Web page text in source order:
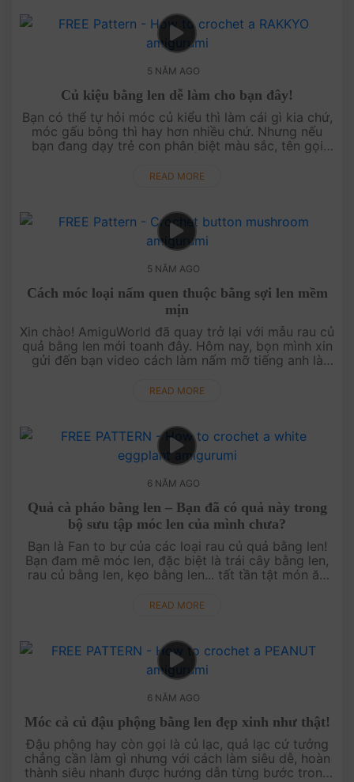
5 NĂM AGO
Củ kiệu bằng len dễ làm cho bạn đây!
Bạn có thể tự hỏi móc củ kiểu thì làm cái gì kia chứ,
móc gấu bông thì hay hơn nhiều chứ. Nhưng nếu
bạn đang dạy trẻ con phân biệt màu sắc, tên gọi
READ MORE
5 NĂM AGO
Cách móc loại nấm quen thuộc bằng sợi len mềm
mịn
Xin chào! AmiguWorld đã quay trở lại với mẫu rau củ
quả bằng len mới toanh đây. Hôm nay, bọn mình xin
gửi đến bạn video cách làm nấm mỡ tiếng anh là
READ MORE
6 NĂM AGO
Quả cà pháo bằng len – Bạn đã có quả này trong
bộ sưu tập móc len của mình chưa?
Bạn là Fan to bự của các loại rau củ quả bằng len!
Bạn đam mê móc len, đặc biệt là trái cây bằng len,
rau củ bằng len, kẹo bằng len... tất tần tật món ăn
READ MORE
6 NĂM AGO
Móc cả củ đậu phộng bằng len đẹp xinh như thật!
Đậu phộng hay còn gọi là củ lạc, quả lạc cứ tưởng
chẳng cần làm gì nhưng với cách làm siêu dễ, hoàn
thành siêu nhanh được hướng dẫn từng bước trong